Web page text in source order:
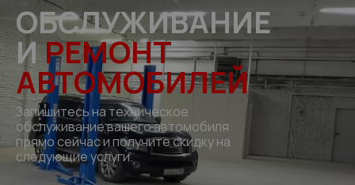
ОБСЛУЖИВАНИЕ
ИРЕМОНТ
АВТОМОБИЛЕЙ​
Запишитесь на техническое
обслуживание вашего автомобиля
прямо сейчас и получите скидку на
следующие услуги.